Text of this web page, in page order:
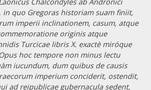
quo Gregoras historiam suam finiit,
imperii inclinationem, casum, atque
originis atque
Turcicae libris X. exactè miróque
hoc tempore non minus lectu
iucundum, dum quibus de causis
imperium conciderit, ostendit,
ad reipublicae gubernacula sedent,